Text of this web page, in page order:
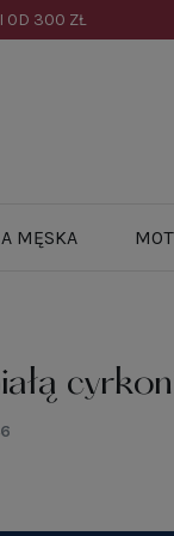
OD 300 ZŁ
MĘSKA